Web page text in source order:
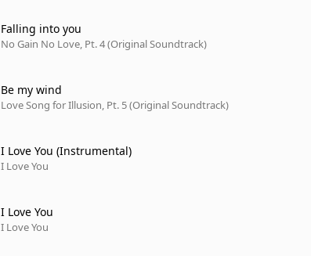
Falling into you
No Gain No Love, Pt. 4 (Original Soundtrack)
Be my wind
Love Song for Illusion, Pt. 5 (Original Soundtrack)
I Love You (Instrumental)
I Love You
I Love You
I Love You